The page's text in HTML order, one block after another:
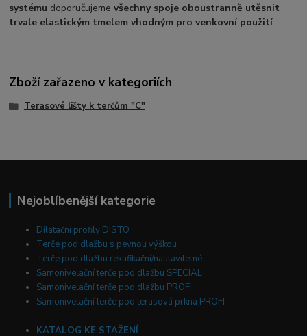
systému doporučujemevšechny spoje oboustranně utěsnit
trvale elastickým tmelem vhodným pro venkovní použití.
Zboží zařazeno v kategoriích
Terasové lišty k terčům "C"
Nejoblíbenější kategorie
Dilatační profily DISTO
Terče pod dlažbu s pevnou výškou
Terče pod dlažbu rektifikační/nastavitelné
Samonivelační terče pod dlažbu SPECIAL
Samonivelační terče pod dlažbu PROFI
Samonivelační terče pod terasová prkna PROFI
KATALOG KE STAŽENÍ